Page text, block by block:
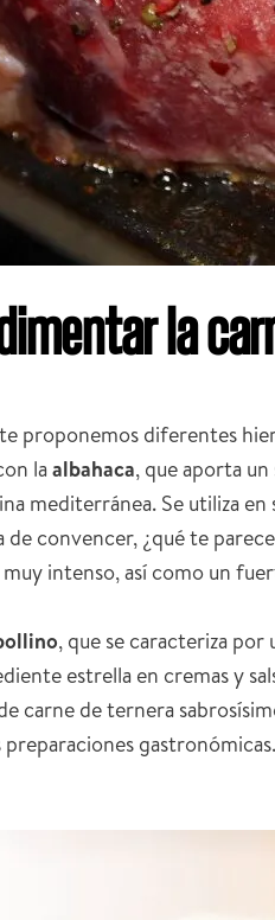
la
proponemos diferentes
laalbahaca, que aporta
mediterránea. Se utiliza
de convencer, ¿qué te
intenso, así como un
, que se caracteriza
estrella en cremas y
carne de ternera